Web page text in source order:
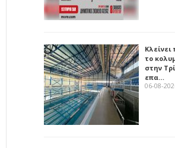
το
στην
επα…
06-08-